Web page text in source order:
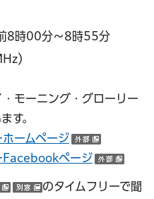
8時00分～8時55分
）
モーニング・グローリー
す。
ームページ
Facebookページ
（外部サイトへリンク）
（別ウインドウで開
のタイムフリーで聞